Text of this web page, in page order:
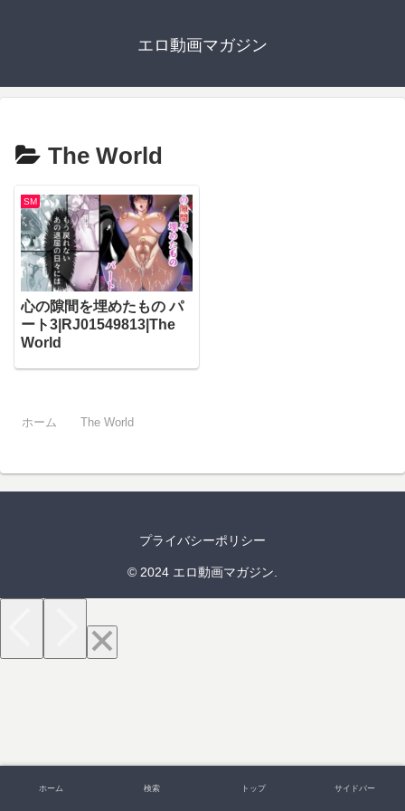
エロ動画マガジン
The World
SM
心の隙間を埋めたもの パ
ート3|RJ01549813|The
World
ホーム The World
プライバシーポリシー
© 2024 エロ動画マガジン.
ホーム 検索 トップ サイドバー